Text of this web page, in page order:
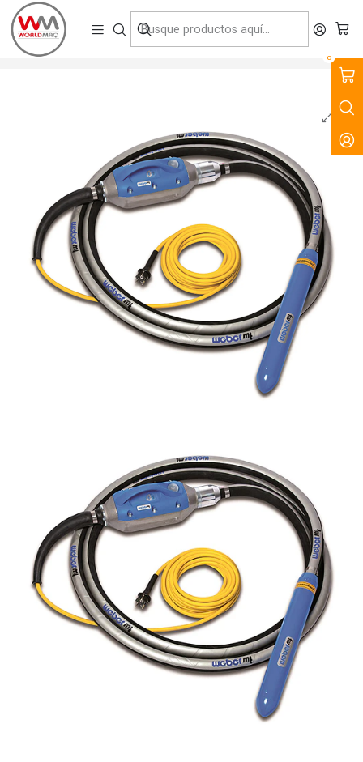
0
VENTA, ARRIENDO Y SERVICIO DE MAQUINARIA PARA LA
CONSTRUCCIÓN, MINERÍA E INDUSTRIA.
Inicio Productos Tecnología del Hormigón
Vibrador Alta Frecuencia Weber Ivur 40